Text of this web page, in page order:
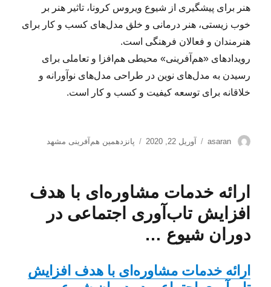
هنر برای پیشگیری از شیوع ویروس کرونا، تاثیر هنر بر
خوب زیستی، هنر درمانی و خلق مدل‌های کسب و کار برای
هنرمندان و فعالان فرهنگی است.
رویدادهای «هم‌آفرینی» محیطی هم‌افزا و تعاملی برای
رسیدن به مدل‌های نوین در طراحی مدل‌های نوآورانه و
خلاقانه برای توسعه کیفیت و کسب و کار است.
نویسنده
asaran
ارسال
آوریل 22, 2020 برچسب‌ها
پانزدهمین هم‌آفرینی مشهد
ارائه خدمات مشاوره‌ای با هدف
افزایش تاب‌آوری اجتماعی در
دوران شیوع …
ارائه خدمات مشاوره‌ای با هدف افزایش